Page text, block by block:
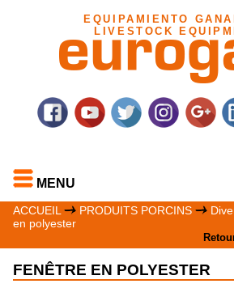
EQUIPAMIENTO
LIVESTOCK
MENU
ACCUEIL PRODUITS PORCINS
en polyester
FENÊTRE EN POLYESTER